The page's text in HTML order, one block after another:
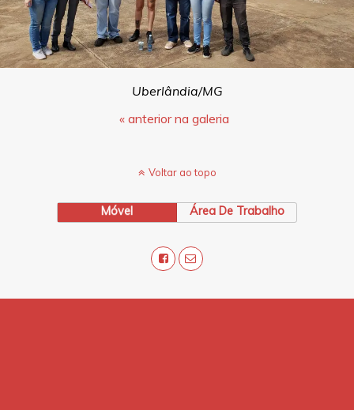
Uberlândia/MG
« anterior na galeria
Voltar ao topo
Móvel Área De Trabalho